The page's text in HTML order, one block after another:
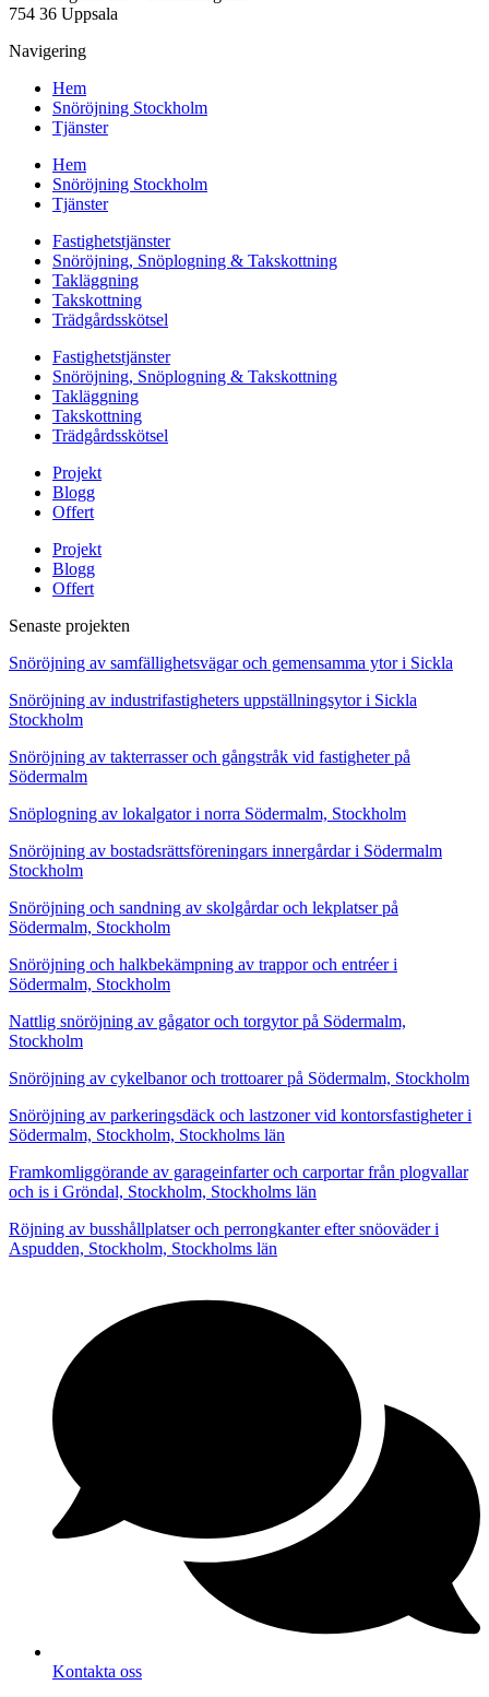
754 36 Uppsala
Navigering
Hem
Snöröjning Stockholm
Tjänster
Hem
Snöröjning Stockholm
Tjänster
Fastighetstjänster
Snöröjning, Snöplogning & Takskottning
Takläggning
Takskottning
Trädgårdsskötsel
Fastighetstjänster
Snöröjning, Snöplogning & Takskottning
Takläggning
Takskottning
Trädgårdsskötsel
Projekt
Blogg
Offert
Projekt
Blogg
Offert
Senaste projekten
Snöröjning av samfällighetsvägar och gemensamma ytor i Sickla
Snöröjning av industrifastigheters uppställningsytor i Sickla
Stockholm
Snöröjning av takterrasser och gångstråk vid fastigheter på
Södermalm
Snöplogning av lokalgator i norra Södermalm, Stockholm
Snöröjning av bostadsrättsföreningars innergårdar i Södermalm
Stockholm
Snöröjning och sandning av skolgårdar och lekplatser på
Södermalm, Stockholm
Snöröjning och halkbekämpning av trappor och entréer i
Södermalm, Stockholm
Nattlig snöröjning av gågator och torgytor på Södermalm,
Stockholm
Snöröjning av cykelbanor och trottoarer på Södermalm, Stockholm
Snöröjning av parkeringsdäck och lastzoner vid kontorsfastigheter i
Södermalm, Stockholm, Stockholms län
Framkomliggörande av garageinfarter och carportar från plogvallar
och is i Gröndal, Stockholm, Stockholms län
Röjning av busshållplatser och perrongkanter efter snöoväder i
Aspudden, Stockholm, Stockholms län
Kontakta oss